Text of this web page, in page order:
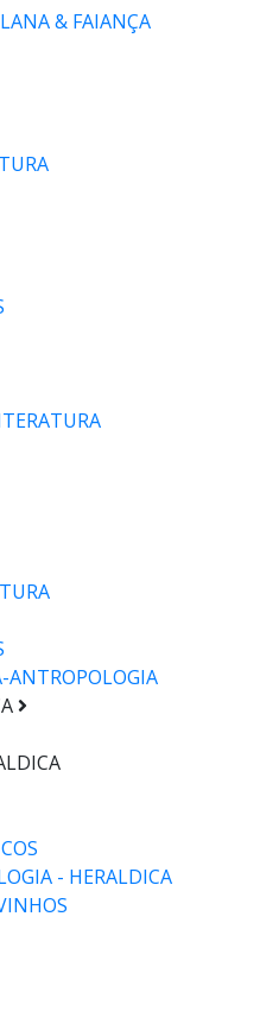
& FAIANÇA
ANTROPOLOGIA
- HERALDICA